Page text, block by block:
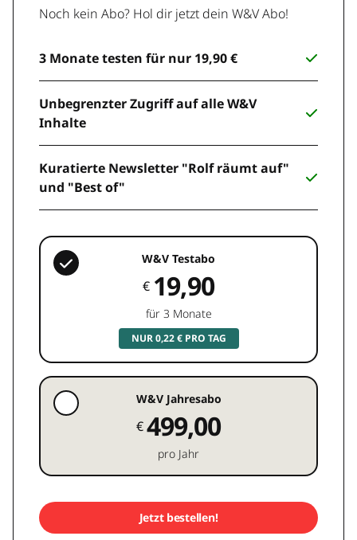
Noch kein Abo? Hol dir jetzt dein W&V Abo!
3 Monate testen für nur 19,90 €
Unbegrenzter Zugriff auf alle W&V
Inhalte
Kuratierte Newsletter "Rolf räumt auf"
und "Best of"
W&V Testabo
€ 19,90
für 3 Monate
NUR 0,22 € PRO TAG
W&V Jahresabo
€499,00
pro Jahr
Jetzt bestellen!